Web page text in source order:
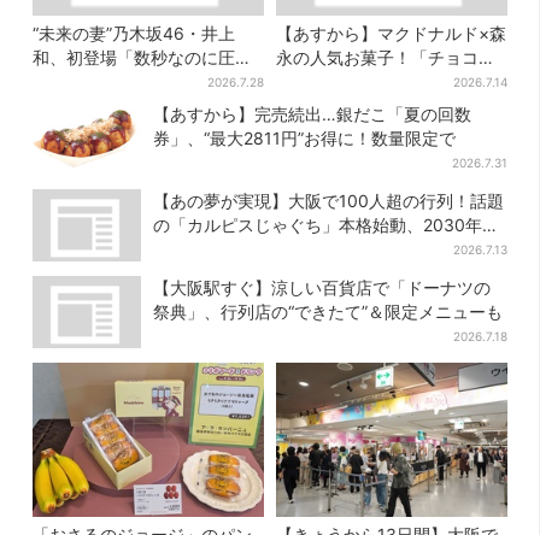
“未来の妻”乃木坂46・井上
和、初登場「数秒なのに圧
巻」…「豊臣兄弟！」第30回
あらすじ・清須会議
2026.7.28
【あすから】マクドナルド×森
永の人気お菓子！「チョコボ
ール」「ミルクキャラメル」
があのスイーツに変身…6年ぶ
り復活シェイクも
2026.7.14
【あすから】完売続出…銀だこ「夏の回数
券」、“最大2811円”お得に！数量限定で
2026.7.31
【あの夢が実現】大阪で100人超の行列！話題
の「カルピスじゃぐち」本格始動、2030年ま
2026.7.13
【大阪駅すぐ】涼しい百貨店で「ドーナツの
祭典」、行列店の“できたて”＆限定メニューも
2026.7.18